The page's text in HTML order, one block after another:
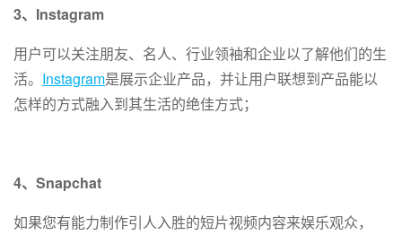
3、Instagram
用户可以关注朋友、名人、行业领袖和企业以了解他们的生
活。 Instagram是展示企业产品，并让用户联想到产品能以
怎样的方式融入到其生活的绝佳方式；
4、Snapchat
如果您有能力制作引人入胜的短片视频内容来娱乐观众，